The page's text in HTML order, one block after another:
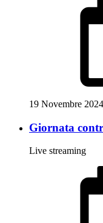
19 Novembre 2024
Giornata
Live streaming